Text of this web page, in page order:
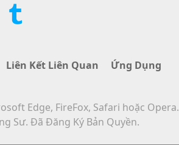
Liên Kết Liên Quan Ứng Dụng
Edge, FireFox, Safari hoặc Opera.
Sư. Đã Đăng Ký Bản Quyền.